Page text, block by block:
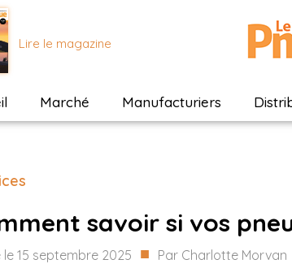
Lire le magazine
Marché Manufacturiers
savoir si vos
le 15 septembre 2025 ■ Par Charlotte Morvan